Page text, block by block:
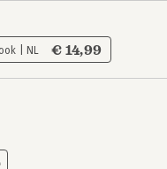
| NL € 14,99